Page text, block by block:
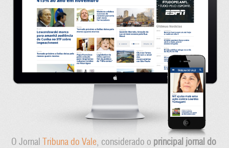
O Jornal Tribuna do Vale, considerado o principal jornal do